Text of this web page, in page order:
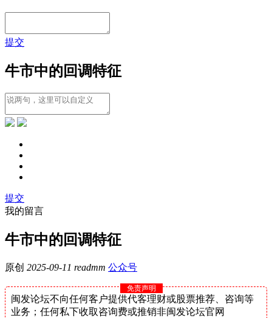
提交
牛市中的回调特征
提交
我的留言
牛市中的回调特征
原创 2025-09-11 readmm 公众号
免责声明
闽发论坛不向任何客户提供代客理财或股票推荐、咨询等
业务；任何私下收取咨询费或推销非闽发论坛官网